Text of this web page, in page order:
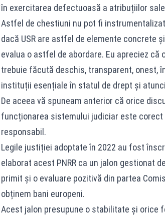
în exercitarea defectuoasă a atribuțiilor
Astfel de chestiuni nu pot fi
dacă USR are astfel de elemente concrete
evalua o astfel de abordare. Eu apreciez
trebuie făcută deschis, transparent, onest,
instituții esențiale în statul de drept și
De aceea vă spuneam anterior că orice
funcționarea sistemului judiciar este
responsabil.
Legile justiției adoptate în 2022 au fost
elaborat acest PNRR ca un jalon gestionat
primit și o evaluare pozitivă din partea
obținem bani europeni.
Acest jalon presupune o stabilitate și orice